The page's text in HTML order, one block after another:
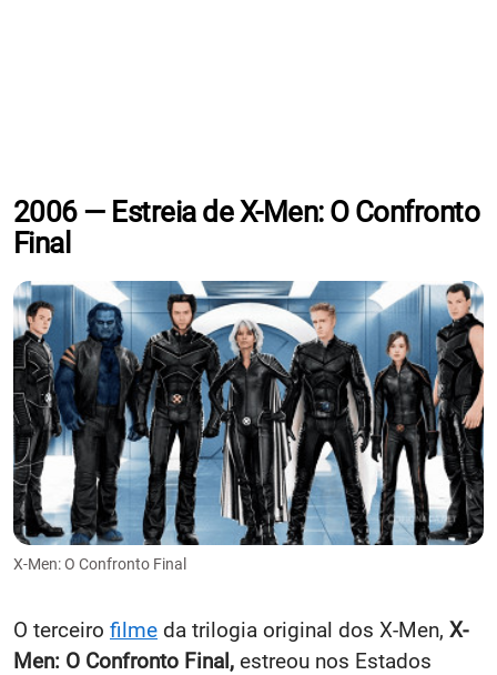
2006 — Estreia de X-Men: O Confronto
Final
X-Men: O Confronto Final
O terceiro filme da trilogia original dos X-Men, X-
Men: O Confronto Final, estreou nos Estados